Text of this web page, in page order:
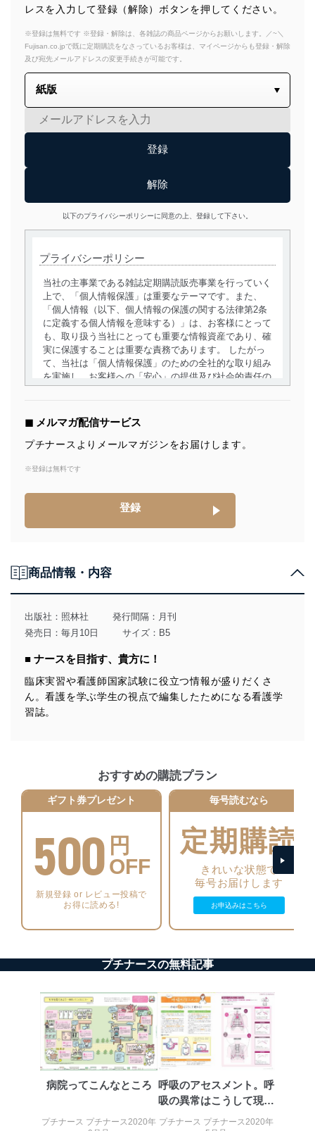
レスを入力して登録（解除）ボタンを押してください。
※登録は無料です ※登録・解除は、各雑誌の商品ページからお願いします。／~＼
Fujisan.co.jpで既に定期購読をなさっているお客様は、マイページからも登録・解除
及び宛先メールアドレスの変更手続きが可能です。
以下のプライバシーポリシーに同意の上、登録して下さい。
プライバシーポリシー
当社の主事業である雑誌定期購読販売事業を行っていく
上で、「個人情報保護」は重要なテーマです。また、
「個人情報（以下、個人情報の保護の関する法律第2条
に定義する個人情報を意味する）」は、お客様にとって
も、取り扱う当社にとっても重要な情報資産であり、確
実に保護することは重要な責務であります。 したがっ
て、当社は「個人情報保護」のための全社的な取り組み
を実施し、お客様への「安心」の提供及び社会的責任の
個人情報の取得・利用・提供について
当社は、個人情報の取得・利用・提供に際して、その利
達成に必要な範囲内で適法かつ公正な手段によって取
個人情報は、同意を得ずに目的外利用、第三者への提
供・開示は行いません。当社においてはこれらの取り組
法令遵守
その他の規範を遵守します。また、当社の管理の仕組み
に、これらの法令及びその他の規範を常に適合させま
す。
個人情報の安全管理措置
当社は、個人情報の正確性及び安全性を確保するため
に、下記セキュリティ対策をはじめとする安全対策を実
施し、個人情報の漏えい、滅失またはき損の防止及び是
機器を取り扱う従業者を明確化し、 個人データへ
の不要なアクセスを防止しています。
機器に標準装備されているユーザー制御機能（ユ
ーザーアカウント制御）により、個人情報データ
ベース等を取り扱う情報システムを使用する従業
者を識別・認証しています。
外部からの不正アクセス等の防止
個人データを取り扱う機器等のオペレーティング
システムを最新の状態に保持しています。
により、これを最新状態としています。
情報システムの使用に伴う漏洩等の防止
メール等により個人データの含まれるファイルを
送信する場合に、当該ファイルへのパスワードを
設定しています。
個人情報保護マネジメントシステムの継続的改善
当社は、内部監査及びマネジメントレビューの機会を通
じて、個人情報保護マネジメントシステムを継続的に改
善し、常に最良の状態を維持します。
◼︎ メルマガ配信サービス
プチナースよりメールマガジンをお届けします。
※登録は無料です
登録
商品情報・内容
出版社： 照林社
発行間隔：月刊
発売日：毎月10日
サイズ：B5
■ ナースを目指す、貴方に！
臨床実習や看護師国家試験に役立つ情報が盛りだくさ
ん。看護を学ぶ学生の視点で編集したためになる看護学
習誌。
おすすめの購読プラン
ギフト券プレゼント
500 円
OFF
新規登録 or レビュー投稿で
お得に読める!
毎号読むなら
定期購読
きれいな状態で
毎号お届けします
お申込みはこちら
プチナースの無料記事
病院ってこんなところ
プチナース プチナース2020年
呼吸のアセスメント。呼
吸の異常はこうして現れ
る！
プチナース プチナース2020年